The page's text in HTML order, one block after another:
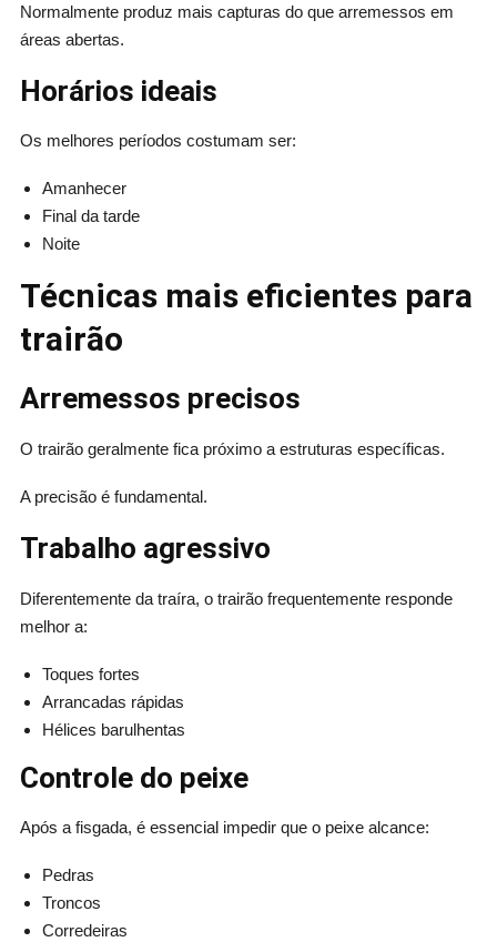
Normalmente produz mais capturas do que arremessos em
áreas abertas.
Horários ideais
Os melhores períodos costumam ser:
Amanhecer
Final da tarde
Noite
Técnicas mais eficientes para
trairão
Arremessos precisos
O trairão geralmente fica próximo a estruturas específicas.
A precisão é fundamental.
Trabalho agressivo
Diferentemente da traíra, o trairão frequentemente responde
melhor a:
Toques fortes
Arrancadas rápidas
Hélices barulhentas
Controle do peixe
Após a fisgada, é essencial impedir que o peixe alcance:
Pedras
Troncos
Corredeiras